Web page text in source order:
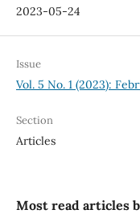
2023-05-24
Issue
Vol. 5 No. 1 (2023):
Section
Articles
Most read articles